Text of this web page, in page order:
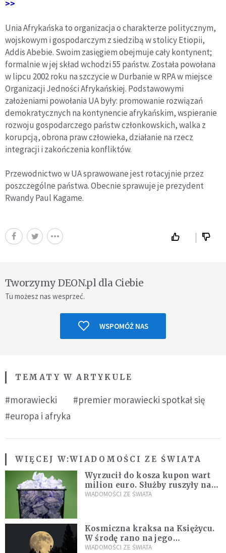
>>
Unia Afrykańska to organizacja o charakterze politycznym,
wojskowym i gospodarczym z siedzibą w stolicy Etiopii,
Addis Abebie. Swoim zasięgiem obejmuje cały kontynent;
formalnie w jej skład wchodzi 55 państw. Została powołana
w lipcu 2002 roku na szczycie w Durbanie w RPA w miejsce
Organizacji Jedności Afrykańskiej. Podstawowymi
założeniami powołania UA były: promowanie rozwiązań
demokratycznych na kontynencie afrykańskim, wspieranie
rozwoju gospodarczego państw członkowskich, walka z
korupcją, obrona praw człowieka, działanie na rzecz
integracji i zakończenia konfliktów.
Przewodnictwo w UA sprawowane jest rotacyjnie przez
poszczególne państwa. Obecnie sprawuje je prezydent
Rwandy Paul Kagame.
Tworzymy DEON.pl dla Ciebie
Tu możesz nas wesprzeć.
WSPOMÓŻ NAS
TEMATY W ARTYKULE
#morawiecki
#premier morawiecki spotkał się
#europa i afryka
WIĘCEJ W:WIADOMOŚCI ZE ŚWIATA
Wyrzucił do kosza kupon wart
milion euro. Służby ruszyły na
poszukiwania
WIADOMOŚCI ZE ŚWIATA
Kosmiczna kraksa na Księżycu.
W środę rano na jego
powierzchni dojdzie do
WIADOMOŚCI ZE ŚWIATA